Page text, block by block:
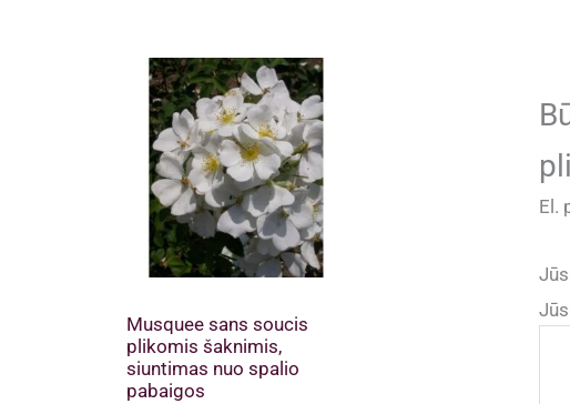
Musquee sans soucis
plikomis šaknimis,
siuntimas nuo spalio
pabaigos
El.